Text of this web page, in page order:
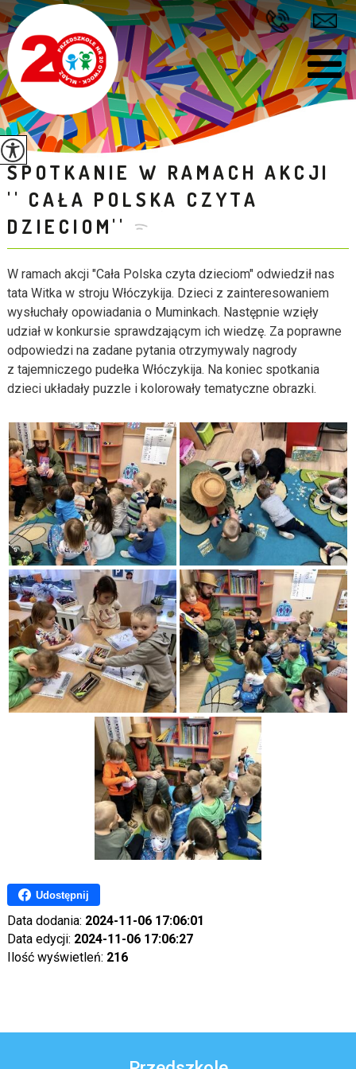
SPOTKANIE W RAMACH AKCJI
'' CAŁA POLSKA CZYTA
DZIECIOM''
W ramach akcji "Cała Polska czyta dzieciom" odwiedził nas
tata Witka w stroju Włóczykija. Dzieci z zainteresowaniem
wysłuchały opowiadania o Muminkach. Następnie wzięły
udział w konkursie sprawdzającym ich wiedzę. Za poprawne
odpowiedzi na zadane pytania otrzymywaly nagrody
z tajemniczego pudełka Włóczykija. Na koniec spotkania
dzieci układały puzzle i kolorowały tematyczne obrazki.
Udostępnij
Data dodania: 2024-11-06 17:06:01
Data edycji: 2024-11-06 17:06:27
Ilość wyświetleń: 216